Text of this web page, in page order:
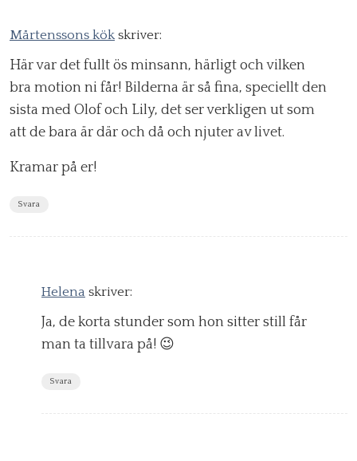
Mårtenssons kök skriver:
Här var det fullt ös minsann, härligt och vilken
bra motion ni får! Bilderna är så fina, speciellt den
sista med Olof och Lily, det ser verkligen ut som
att de bara är där och då och njuter av livet.
Kramar på er!
Svara
Helena skriver:
Ja, de korta stunder som hon sitter still får
man ta tillvara på! 😉
Svara